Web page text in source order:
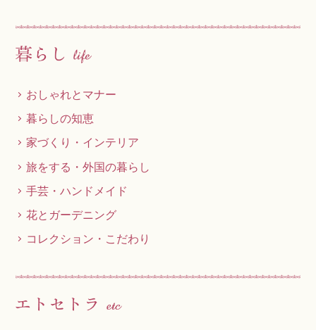
おしゃれとマナー
暮らしの知恵
家づくり・インテリア
旅をする・外国の暮らし
手芸・ハンドメイド
花とガーデニング
コレクション・こだわり